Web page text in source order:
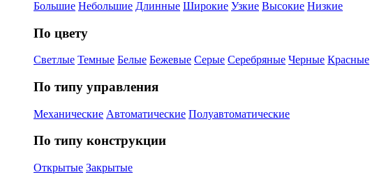
Большие Небольшие Длинные Широкие Узкие Высокие Низкие
По цвету
Светлые Темные Белые Бежевые Серые Серебряные Черные Красные
По типу управления
Механические Автоматические Полуавтоматические
По типу конструкции
Открытые Закрытые